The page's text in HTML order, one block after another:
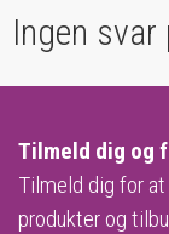
Ingen svar
Tilmeld dig og
Tilmeld dig for
produkter og